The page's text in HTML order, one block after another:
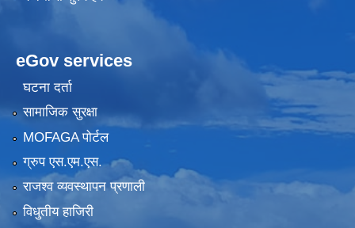
eGov services
घटना दर्ता
सामाजिक सुरक्षा
MOFAGA पोर्टल
ग्रुप एस.एम.एस.
राजश्व व्यवस्थापन प्रणाली
विधुतीय हाजिरी